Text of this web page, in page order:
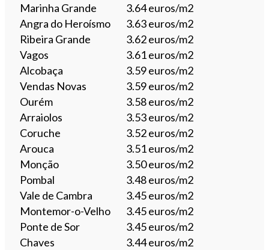
Marinha Grande
3.64 euros/m2
Angra do Heroísmo
3.63 euros/m2
Ribeira Grande
3.62 euros/m2
Vagos
3.61 euros/m2
Alcobaça
3.59 euros/m2
Vendas Novas
3.59 euros/m2
Ourém
3.58 euros/m2
Arraiolos
3.53 euros/m2
Coruche
3.52 euros/m2
Arouca
3.51 euros/m2
Monção
3.50 euros/m2
Pombal
3.48 euros/m2
Vale de Cambra
3.45 euros/m2
Montemor-o-Velho
3.45 euros/m2
Ponte de Sor
3.45 euros/m2
Chaves
3.44 euros/m2